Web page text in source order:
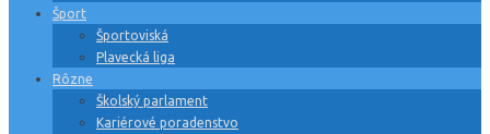
Šport
Športoviská
Plavecká liga
Rôzne
Školský parlament
Kariérové poradenstvo